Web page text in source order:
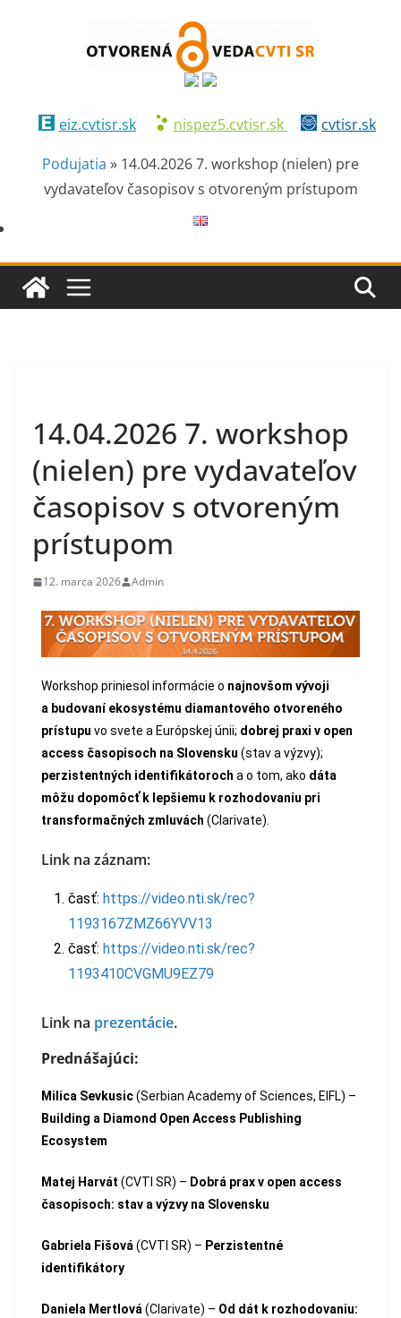
eiz.cvtisr.sk nispez5.cvtisr.sk
cvtisr.sk
Podujatia » 14.04.2026 7. workshop (nielen) pre
vydavateľov časopisov s otvoreným prístupom
14.04.2026 7. workshop
(nielen) pre vydavateľov
časopisov s otvoreným
prístupom
12. marca 2026 Admin
Workshop priniesol informácie o najnovšom vývoji
a budovaní ekosystému diamantového otvoreného
prístupu vo svete a Európskej únii; dobrej praxi v open
access časopisoch na Slovensku (stav a výzvy);
perzistentných identifikátoroch a o tom, ako dáta
môžu dopomôcť k lepšiemu k rozhodovaniu pri
transformačných zmluvách (Clarivate).
Link na záznam:
časť: https://video.nti.sk/rec?
1193167ZMZ66YVV13
časť: https://video.nti.sk/rec?
1193410CVGMU9EZ79
Link na prezentácie.
Prednášajúci:
Milica Sevkusic(Serbian Academy of Sciences, EIFL) –
Building a Diamond Open Access Publishing
Ecosystem
Matej Harvát (CVTI SR) – Dobrá prax v open access
časopisoch: stav a výzvy na Slovensku
Gabriela Fišová(CVTI SR) – Perzistentné
identifikátory
Daniela Mertlová(Clarivate) – Od dát k rozhodovaniu: